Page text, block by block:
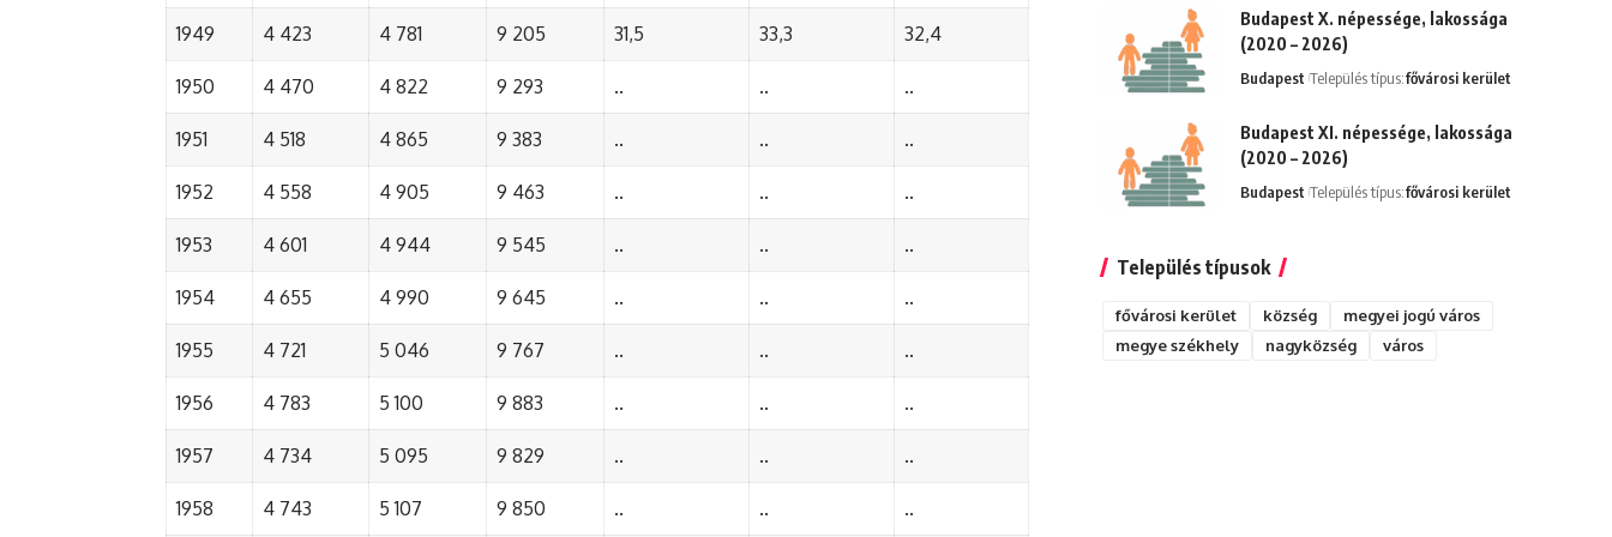
1949 4 423 4 781 9 205 31,5 33,3 32,4
1950 4 470 4 822 9 293 .. .. ..
1951 4 518 4 865 9 383 .. .. ..
1952 4 558 4 905 9 463 .. .. ..
1953 4 601 4 944 9 545 .. .. ..
1954 4 655 4 990 9 645 .. .. ..
1955 4 721 5 046 9 767 .. .. ..
1956 4 783 5 100 9 883 .. .. ..
1957 4 734 5 095 9 829 .. .. ..
1958 4 743 5 107 9 850 .. .. ..
Budapest X. népessége, lakossága
(2020 – 2026)
Budapest Település típus:fővárosi kerület
Budapest XI. népessége, lakossága
(2020 – 2026)
Budapest Település típus:fővárosi kerület
Település típusok
fővárosi kerület község
megyei jogú város
megye székhely
nagyközség város